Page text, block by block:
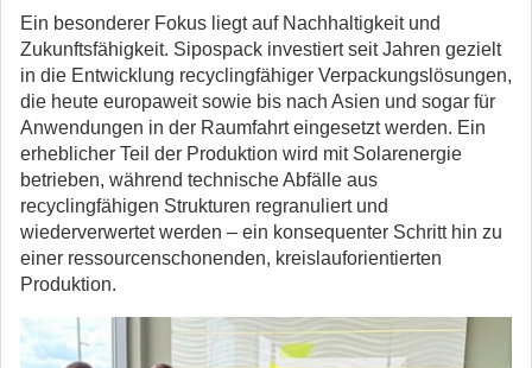
Ein besonderer Fokus liegt auf Nachhaltigkeit und
Zukunftsfähigkeit. Sipospack investiert seit Jahren gezielt
in die Entwicklung recyclingfähiger Verpackungslösungen,
die heute europaweit sowie bis nach Asien und sogar für
Anwendungen in der Raumfahrt eingesetzt werden. Ein
erheblicher Teil der Produktion wird mit Solarenergie
betrieben, während technische Abfälle aus
recyclingfähigen Strukturen regranuliert und
wiederverwertet werden – ein konsequenter Schritt hin zu
einer ressourcenschonenden, kreislauforientierten
Produktion.